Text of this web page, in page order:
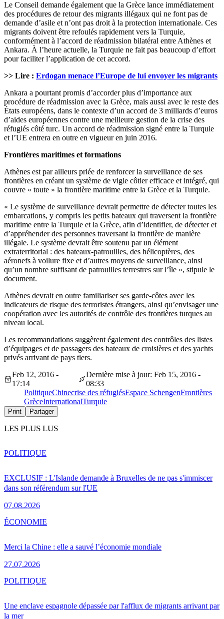
Le Conseil demande également que la Grèce lance immédiatement
des procédures de retour des migrants illégaux qui ne font pas de
demande d’asile et n’ont pas droit à la protection internationale. Ces
migrants doivent être refoulés rapidement vers la Turquie,
conformément à l’accord de réadmission bilatéral entre Athènes et
Ankara. À l’heure actuelle, la Turquie ne fait pas beaucoup d’effort
pour faciliter l’application de cet accord.
>> Lire : Erdogan menace l’Europe de lui envoyer les migrants
Ankara a pourtant promis d’accorder plus d’importance aux
procédure de réadmission avec la Grèce, mais aussi avec le reste des
États européens, dans le contexte d’un accord de 3 milliards d’euros
d’aides européennes contre une meilleure gestion de la crise des
réfugiés côté turc. Un accord de réadmission signé entre la Turquie
et l’UE entrera en outre en vigueur en juin 2016.
Frontières maritimes et formations
Athènes est par ailleurs priée de renforcer la surveillance de ses
frontières en créant un système de vigie côtier efficace et intégré, qui
couvre « toute » la frontière maritime entre la Grèce et la Turquie.
« Le système de surveillance devrait permettre de détecter toutes les
embarcations, y compris les petits bateaux qui traversent la frontière
maritime entre la Turquie et la Grèce, afin d’identifier, de détecter et
d’appréhender des personnes traversant la frontière de manière
illégale. Le système devrait être soutenu par un élément
extraterritorial : des bateaux-patrouilles, des hélicoptères, des
aéronefs à voilure fixe et d’autres moyens de surveillance, ainsi
qu’un nombre suffisant de patrouilles terrestres sur l’île », stipule le
document.
Athènes devrait en outre familiariser ses garde-côtes avec les
indicateurs de risque des terroristes étrangers, ainsi qu’envisager une
coopération avec les autorités de contrôle des frontières turques au
niveau local.
Les recommandations suggèrent également des contrôles des listes
d’équipages et de passagers des bateaux de croisières et des yachts
privés arrivant de pays tiers.
Feb 12, 2016 -
17:14
Dernière mise à jour: Feb 15, 2016 -
08:33
PolitiqueChinecrise des réfugiésEspace SchengenFrontières
GrèceInternationalTurquie
Print Partager
LES PLUS LUS
EXCLUSIF : L'Islande demande à Bruxelles de ne pas s'immiscer
dans son référendum sur l'UE
07.08.2026
POLITIQUE
Merci la Chine : elle a sauvé l’économie mondiale
27.07.2026
ÉCONOMIE
Une enclave espagnole dépassée par l'afflux de migrants arrivant par
la mer
POLITIQUE